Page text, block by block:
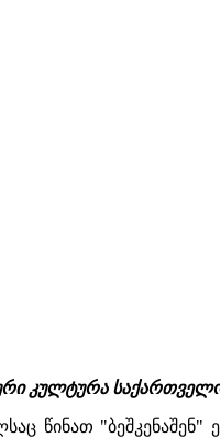
კულტურა
წინათ